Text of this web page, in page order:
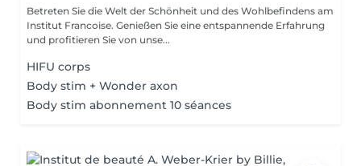
Betreten Sie die Welt der Schönheit und des Wohlbefindens am
Institut Francoise. Genießen Sie eine entspannende Erfahrung
und profitieren Sie von unse...
HIFU corps
Body stim + Wonder axon
Body stim abonnement 10 séances